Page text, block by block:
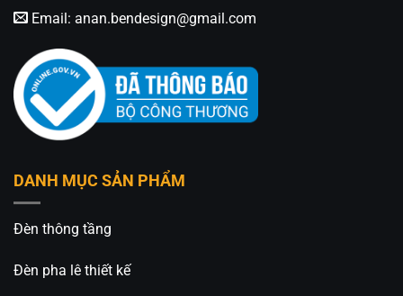
Email: anan.bendesign@gmail.com
DANH MỤC SẢN PHẨM
Đèn thông tầng
Đèn pha lê thiết kế